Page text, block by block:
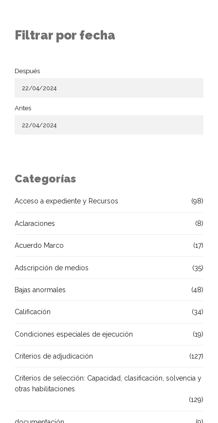
Filtrar por fecha
Después
Antes
Categorías
Acceso a expediente y Recursos (98)
Aclaraciones (8)
Acuerdo Marco (17)
Adscripción de medios (35)
Bajas anormales (48)
Calificación (34)
Condiciones especiales de ejecución (19)
Criterios de adjudicación (127)
Criterios de selección: Capacidad, clasificación, solvencia y
otras habilitaciones
(129)